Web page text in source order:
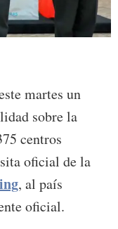
martes un
sobre la
centros
oficial de la
, al país
oficial.